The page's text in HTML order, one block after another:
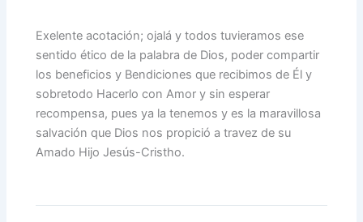
Exelente acotación; ojalá y todos tuvieramos ese
sentido ético de la palabra de Dios, poder compartir
los beneficios y Bendiciones que recibimos de Él y
sobretodo Hacerlo con Amor y sin esperar
recompensa, pues ya la tenemos y es la maravillosa
salvación que Dios nos propició a travez de su
Amado Hijo Jesús-Cristho.